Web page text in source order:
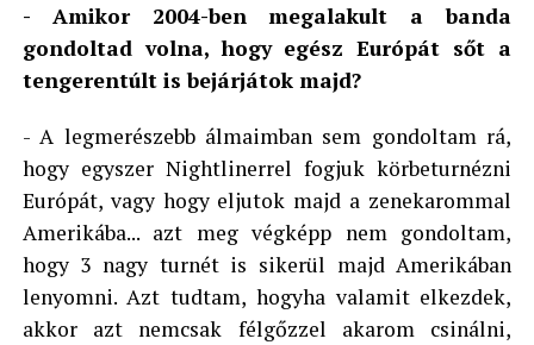
- Amikor 2004-ben megalakult a banda
gondoltad volna, hogy egész Európát sőt a
tengerentúlt is bejárjátok majd?
- A legmerészebb álmaimban sem gondoltam rá,
hogy egyszer Nightlinerrel fogjuk körbeturnézni
Európát, vagy hogy eljutok majd a zenekarommal
Amerikába... azt meg végképp nem gondoltam,
hogy 3 nagy turnét is sikerül majd Amerikában
lenyomni. Azt tudtam, hogyha valamit elkezdek,
akkor azt nemcsak félgőzzel akarom csinálni,